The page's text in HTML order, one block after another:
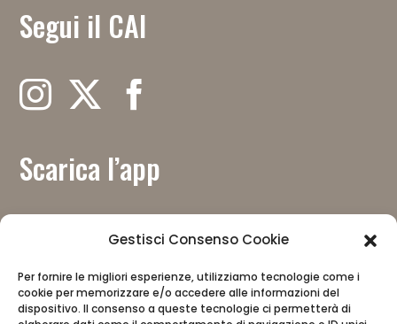
Gestisci Consenso Cookie
Per fornire le migliori esperienze, utilizziamo tecnologie come i
cookie per memorizzare e/o accedere alle informazioni del
dispositivo. Il consenso a queste tecnologie ci permetterà di
Segui il CAI
Scarica l’app
Con il contributo del